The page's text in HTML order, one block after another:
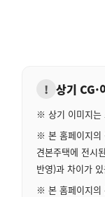
! 상기 CG·
※ 상기 이미지는
※ 본 홈페이지의
견본주택에 전시
반영)과 차이가
※ 본 홈페이지의